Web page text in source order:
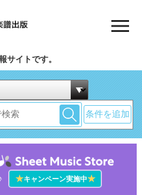
サイトです。
条件を追加
★キャンペーン実施中★